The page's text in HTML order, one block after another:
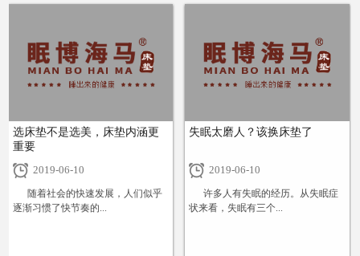
+ +
选床垫不是选美，床垫内涵更
重要
2019-06-10
随着社会的快速发展，人们似乎
逐渐习惯了快节奏的...
失眠太磨人？该换床垫了
2019-06-10
许多人有失眠的经历。从失眠症
状来看，失眠有三个...